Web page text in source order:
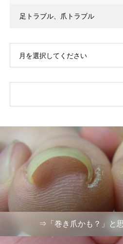
足トラブル、爪トラブル
月を選択してください
⇒「巻き爪かも？」と